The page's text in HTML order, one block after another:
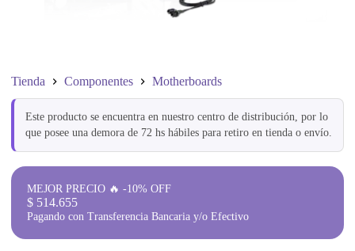
Tienda Componentes Motherboards
Este producto se encuentra en nuestro centro de distribución, por lo
que posee una demora de 72 hs hábiles para retiro en tienda o envío.
MEJOR PRECIO 🔥 -10% OFF
$ 514.655
Pagando con Transferencia Bancaria y/o Efectivo